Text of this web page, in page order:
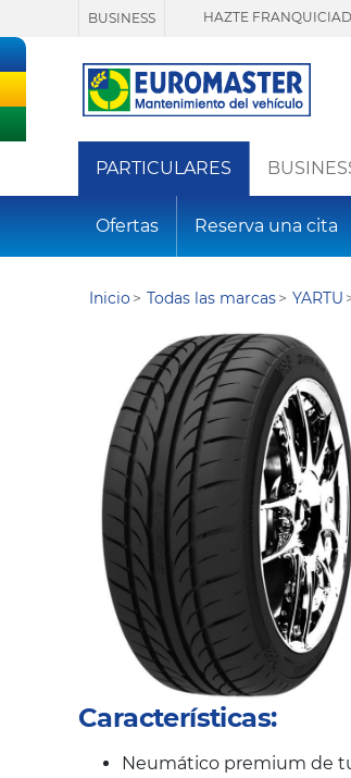
BUSINESS HAZTE
PARTICULARES
Ofertas Reserva una cita
Inicio Todas las marcas YARTU
Características:
Neumático premium de